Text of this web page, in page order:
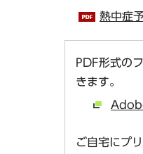
熱中症
PDF形式の
きます。
ご自宅にプ